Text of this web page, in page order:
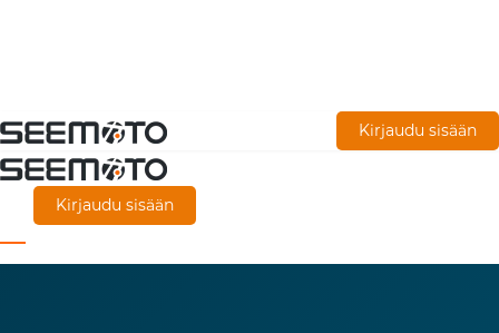
Siirry
pääsisältöön
Kirjaudu sisään
Kirjaudu sisään